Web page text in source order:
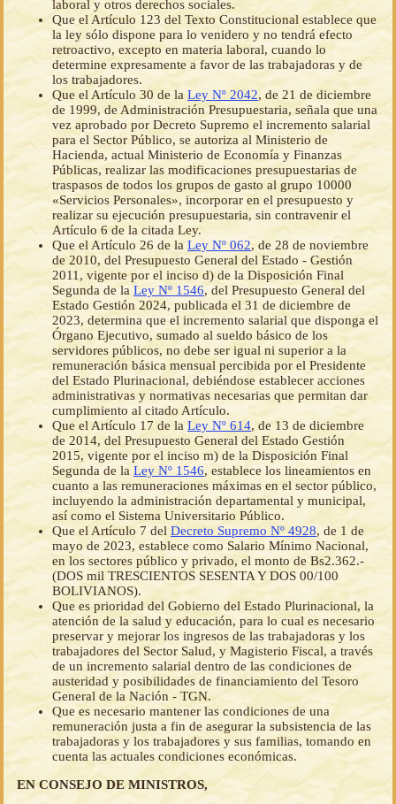
laboral y otros derechos sociales.
Que el Artículo 123 del Texto Constitucional establece que
la ley sólo dispone para lo venidero y no tendrá efecto
retroactivo, excepto en materia laboral, cuando lo
determine expresamente a favor de las trabajadoras y de
los trabajadores.
Que el Artículo 30 de la Ley Nº 2042, de 21 de diciembre
de 1999, de Administración Presupuestaria, señala que una
vez aprobado por Decreto Supremo el incremento salarial
para el Sector Público, se autoriza al Ministerio de
Hacienda, actual Ministerio de Economía y Finanzas
Públicas, realizar las modificaciones presupuestarias de
traspasos de todos los grupos de gasto al grupo 10000
«Servicios Personales», incorporar en el presupuesto y
realizar su ejecución presupuestaria, sin contravenir el
Artículo 6 de la citada Ley.
Que el Artículo 26 de la Ley Nº 062, de 28 de noviembre
de 2010, del Presupuesto General del Estado - Gestión
2011, vigente por el inciso d) de la Disposición Final
Segunda de la Ley Nº 1546, del Presupuesto General del
Estado Gestión 2024, publicada el 31 de diciembre de
2023, determina que el incremento salarial que disponga el
Órgano Ejecutivo, sumado al sueldo básico de los
servidores públicos, no debe ser igual ni superior a la
remuneración básica mensual percibida por el Presidente
del Estado Plurinacional, debiéndose establecer acciones
administrativas y normativas necesarias que permitan dar
cumplimiento al citado Artículo.
Que el Artículo 17 de la Ley Nº 614, de 13 de diciembre
de 2014, del Presupuesto General del Estado Gestión
2015, vigente por el inciso m) de la Disposición Final
Segunda de la Ley Nº 1546, establece los lineamientos en
cuanto a las remuneraciones máximas en el sector público,
incluyendo la administración departamental y municipal,
así como el Sistema Universitario Público.
Que el Artículo 7 del Decreto Supremo Nº 4928, de 1 de
mayo de 2023, establece como Salario Mínimo Nacional,
en los sectores público y privado, el monto de Bs2.362.-
(DOS mil TRESCIENTOS SESENTA Y DOS 00/100
BOLIVIANOS).
Que es prioridad del Gobierno del Estado Plurinacional, la
atención de la salud y educación, para lo cual es necesario
preservar y mejorar los ingresos de las trabajadoras y los
trabajadores del Sector Salud, y Magisterio Fiscal, a través
de un incremento salarial dentro de las condiciones de
austeridad y posibilidades de financiamiento del Tesoro
General de la Nación - TGN.
Que es necesario mantener las condiciones de una
remuneración justa a fin de asegurar la subsistencia de las
trabajadoras y los trabajadores y sus familias, tomando en
cuenta las actuales condiciones económicas.
EN CONSEJO DE MINISTROS,